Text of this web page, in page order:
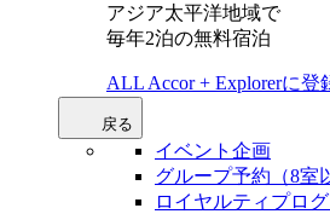
アジア太平洋地域で
毎年2泊の無料宿泊
ALL Accor + Explorerに登
戻る
イベント企画
グループ予約（8室
ロイヤルティプロ